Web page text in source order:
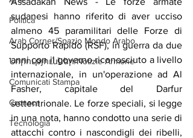
Politica
Arab Corner/Spazio Mondo Arabo
Նորություններ/Notizie Armene
Comunicati Stampa
Cronaca
Tecnologia
sudanesi hanno riferito di aver ucciso
almeno 45 paramilitari delle Forze di
Supporto Rapido (RSF), in guerra da due
anni con il governo riconosciuto a livello
internazionale, in un'operazione ad Al
Fasher, capitale del Darfur
settentrionale. Le forze speciali, si legge
in una nota, hanno condotto una serie di
attacchi contro i nascondigli dei ribelli,